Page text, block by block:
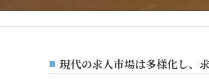
現代の求人市場は多様化し、